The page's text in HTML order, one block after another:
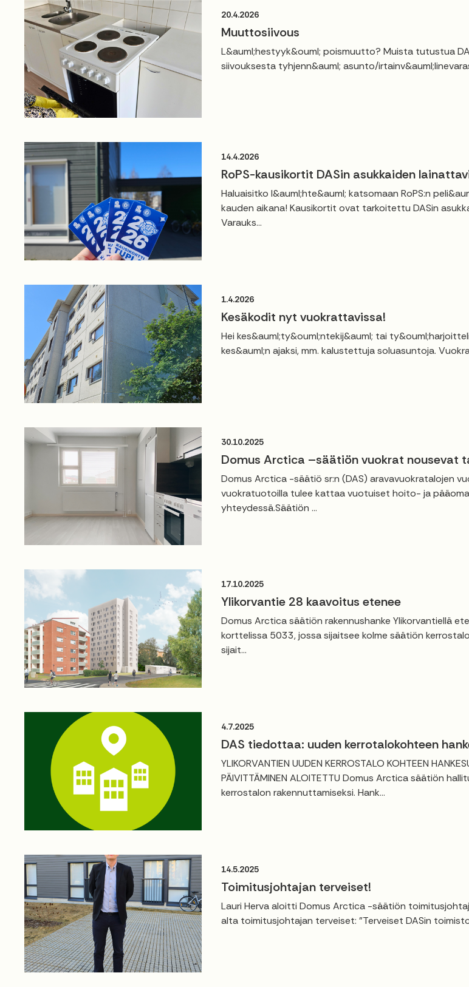
20.4.2026
Muuttosiivous
L&auml;hestyyk&ouml; poismuutto? Muista tutustua
siivouksesta tyhjenn&auml; asunto/
14.4.2026
RoPS-kausikortit DASin asukkaiden
Haluaisitko l&auml;hte&auml; katsomaan RoPS:n
kauden aikana! Kausikortit ovat tarkoitettu DASin
Varauks...
1.4.2026
Kesäkodit nyt vuokrattavissa!
Hei kes&auml;ty&ouml;ntekij&auml; tai
kes&auml;n ajaksi, mm. kalustettuja soluasuntoja.
30.10.2025
Domus Arctica –säätiön vuokrat nousevat
Domus Arctica -säätiö sr:n (DAS) aravavuokratalojen
vuokratuotoilla tulee kattaa vuotuiset hoito- ja
yhteydessä.Säätiön ...
17.10.2025
Ylikorvantie 28 kaavoitus etenee
Domus Arctica säätiön rakennushanke Ylikorvantiellä
korttelissa 5033, jossa sijaitsee kolme säätiön
sijait...
4.7.2025
DAS tiedottaa: uuden kerrotalokohteen
YLIKORVANTIEN UUDEN KERROSTALO KOHTEEN
PÄIVITTÄMINEN ALOITETTU Domus Arctica säätiön
kerrostalon rakennuttamiseksi. Hank...
14.5.2025
Toimitusjohtajan terveiset!
Lauri Herva aloitti Domus Arctica -säätiön
alta toimitusjohtajan terveiset: "Terveiset DASin